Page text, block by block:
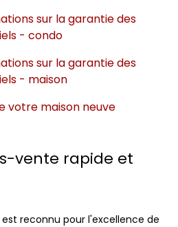
sur la garantie des
- condo
sur la garantie des
- maison
votre maison neuve
vente rapide et
reconnu pour l'excellence de